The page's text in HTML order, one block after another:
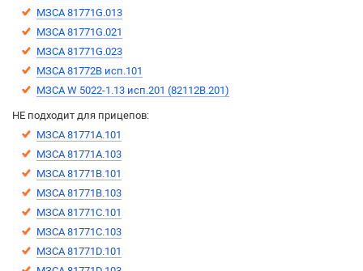
МЗСА 81771G.013
МЗСА 81771G.021
МЗСА 81771G.023
МЗСА 81772B исп.101
МЗСА W 5022-1.13 исп.201 (82112B.201)
НЕ подходит для прицепов:
МЗСА 81771A.101
МЗСА 81771A.103
МЗСА 81771B.101
МЗСА 81771B.103
МЗСА 81771C.101
МЗСА 81771C.103
МЗСА 81771D.101